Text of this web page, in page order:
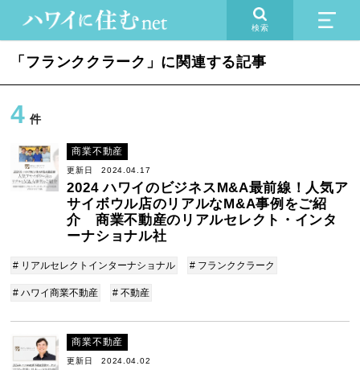
検索
「フランククラーク」に関連する記事
4 件
商業不動産
更新日 2024.04.17
2024 ハワイのビジネスM&A最前線！人気ア
サイボウル店のリアルなM&A事例をご紹
介 商業不動産のリアルセレクト・インタ
ーナショナル社
# リアルセレクトインターナショナル # フランククラーク
# ハワイ商業不動産 # 不動産
商業不動産
更新日 2024.04.02